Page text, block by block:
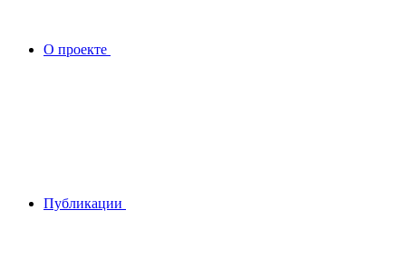
О проекте
Публикации